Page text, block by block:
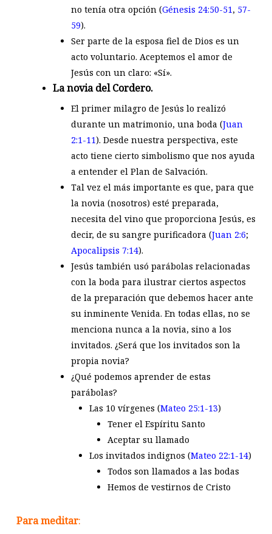
no tenía otra opción (Génesis 24:50-51, 57-
59).
Ser parte de la esposa fiel de Dios es un
acto voluntario. Aceptemos el amor de
Jesús con un claro: «Sí».
La novia del Cordero.
El primer milagro de Jesús lo realizó
durante un matrimonio, una boda (Juan
2:1-11). Desde nuestra perspectiva, este
acto tiene cierto simbolismo que nos ayuda
a entender el Plan de Salvación.
Tal vez el más importante es que, para que
la novia (nosotros) esté preparada,
necesita del vino que proporciona Jesús, es
decir, de su sangre purificadora (Juan 2:6;
Apocalipsis 7:14).
Jesús también usó parábolas relacionadas
con la boda para ilustrar ciertos aspectos
de la preparación que debemos hacer ante
su inminente Venida. En todas ellas, no se
menciona nunca a la novia, sino a los
invitados. ¿Será que los invitados son la
propia novia?
¿Qué podemos aprender de estas
parábolas?
Las 10 vírgenes (Mateo 25:1-13)
Tener el Espíritu Santo
Aceptar su llamado
Los invitados indignos (Mateo 22:1-14)
Todos son llamados a las bodas
Hemos de vestirnos de Cristo
Para meditar: